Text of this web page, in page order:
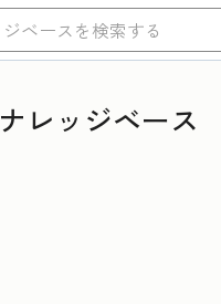
ナレッジベース